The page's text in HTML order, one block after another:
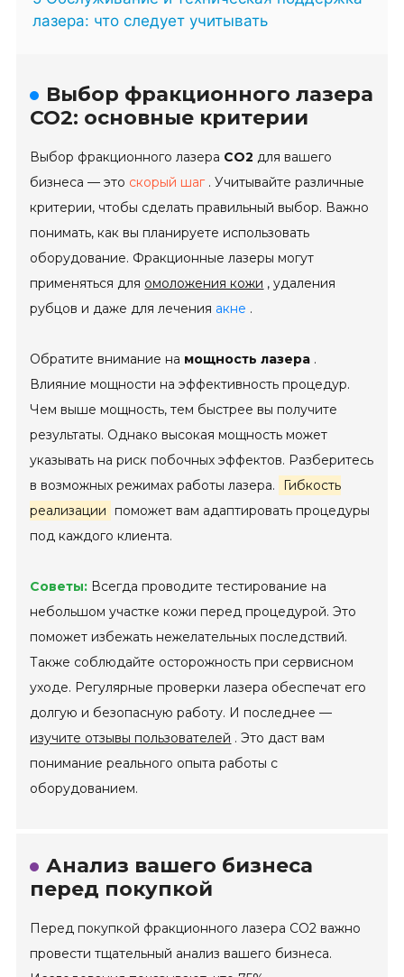
лазера: что следует учитывать
Выбор фракционного лазера
СО2: основные критерии
Выбор фракционного лазера СО2 для вашего
бизнеса — это скорый шаг. Учитывайте различные
критерии, чтобы сделать правильный выбор. Важно
понимать, как вы планируете использовать
оборудование. Фракционные лазеры могут
применяться для омоложения кожи , удаления
рубцов и даже для лечения акне .
Обратите внимание на мощность лазера .
Влияние мощности на эффективность процедур.
Чем выше мощность, тем быстрее вы получите
результаты. Однако высокая мощность может
указывать на риск побочных эффектов. Разберитесь
в возможных режимах работы лазера.
Гибкость
реализации
поможет вам адаптировать процедуры
под каждого клиента.
Советы: Всегда проводите тестирование на
небольшом участке кожи перед процедурой. Это
поможет избежать нежелательных последствий.
Также соблюдайте осторожность при сервисном
уходе. Регулярные проверки лазера обеспечат его
долгую и безопасную работу. И последнее —
изучите отзывы пользователей . Это даст вам
понимание реального опыта работы с
оборудованием.
Анализ вашего бизнеса
перед покупкой
Перед покупкой фракционного лазера СО2 важно
провести тщательный анализ вашего бизнеса.